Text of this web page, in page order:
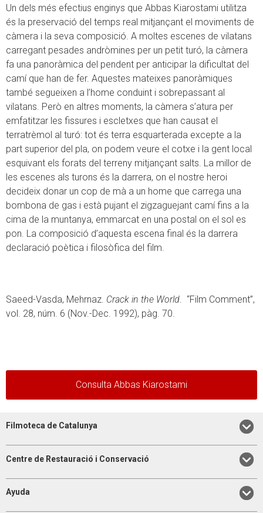
Un dels més efectius enginys que Abbas Kiarostami utilitza
és la preservació del temps real mitjançant el moviments de
càmera i la seva composició. A moltes escenes de vilatans
carregant pesades andròmines per un petit turó, la càmera
fa una panoràmica del pendent per anticipar la dificultat del
camí que han de fer. Aquestes mateixes panoràmiques
també segueixen a l’home conduint i sobrepassant al
vilatans. Però en altres moments, la càmera s’atura per
emfatitzar les fissures i escletxes que han causat el
terratrèmol al turó: tot és terra esquarterada excepte a la
part superior del pla, on podem veure el cotxe i la gent local
esquivant els forats del terreny mitjançant salts. La millor de
les escenes als turons és la darrera, on el nostre heroi
decideix donar un cop de mà a un home que carrega una
bombona de gas i està pujant el zigzaguejant camí fins a la
cima de la muntanya, emmarcat en una postal on el sol es
pon. La composició d’aquesta escena final és la darrera
declaració poètica i filosòfica del film.
Saeed-Vasda, Mehrnaz. Crack in the World. “Film Comment”,
vol. 28, núm. 6 (Nov.-Dec. 1992), pàg. 70.
Consulta Abbas Kiarostami
Filmoteca de Catalunya
Centre de Restauració i Conservació
Ayuda